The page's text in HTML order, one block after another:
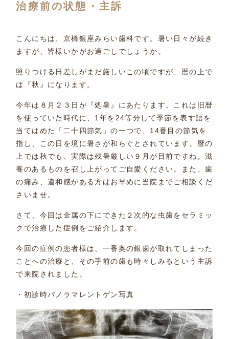
治療前の状態・主訴
こんにちは、京橋銀座みらい歯科です。暑い日々が続き
ますが、皆様いかがお過ごしでしょうか。
照りつける日差しがまだ厳しいこの頃ですが、暦の上で
は『秋』になります。
今年は８月２３日が『処暑』にあたります。これは旧暦
を使っていた時代に、1年を24等分して季節を表す語を
当てはめた「二十四節気」の一つで、14番目の節気を
指し、この日を境に暑さが和らぐとされています。暦の
上では秋でも、実際は残暑厳しい９月が目前ですね。滋
養のあるものを召し上がってご自愛ください。また、歯
の痛み、違和感がある方はお早めに当院までご相談くだ
さいませ。
さて、今回は金属の下にできた２次的な虫歯をセラミッ
クで治療した症例をご紹介します。
今回の症例の患者様は、一番奥の銀歯が取れてしまった
ことへの治療と、その手前の歯も時々しみるという主訴
で来院されました。
・初診時パノラマレントゲン写真